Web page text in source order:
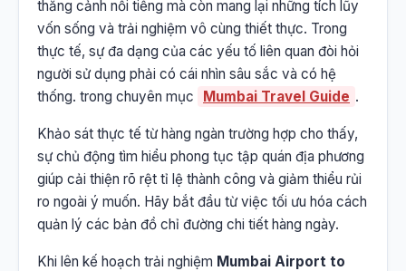
thắng cảnh nổi tiếng mà còn mang lại những tích lũy
vốn sống và trải nghiệm vô cùng thiết thực. Trong
thực tế, sự đa dạng của các yếu tố liên quan đòi hỏi
người sử dụng phải có cái nhìn sâu sắc và có hệ
thống. trong chuyên mục
Mumbai Travel Guide .
Khảo sát thực tế từ hàng ngàn trường hợp cho thấy,
sự chủ động tìm hiểu phong tục tập quán địa phương
giúp cải thiện rõ rệt tỉ lệ thành công và giảm thiểu rủi
ro ngoài ý muốn. Hãy bắt đầu từ việc tối ưu hóa cách
quản lý các bản đồ chỉ đường chi tiết hàng ngày.
Khi lên kế hoạch trải nghiệm Mumbai Airport to